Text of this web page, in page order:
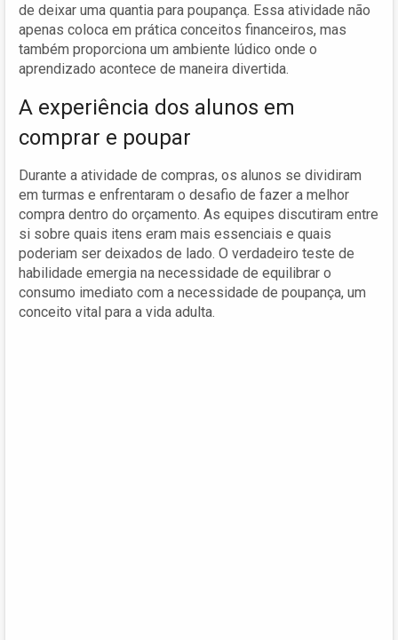
de deixar uma quantia para poupança. Essa atividade não
apenas coloca em prática conceitos financeiros, mas
também proporciona um ambiente lúdico onde o
aprendizado acontece de maneira divertida.
A experiência dos alunos em
comprar e poupar
Durante a atividade de compras, os alunos se dividiram
em turmas e enfrentaram o desafio de fazer a melhor
compra dentro do orçamento. As equipes discutiram entre
si sobre quais itens eram mais essenciais e quais
poderiam ser deixados de lado. O verdadeiro teste de
habilidade emergia na necessidade de equilibrar o
consumo imediato com a necessidade de poupança, um
conceito vital para a vida adulta.